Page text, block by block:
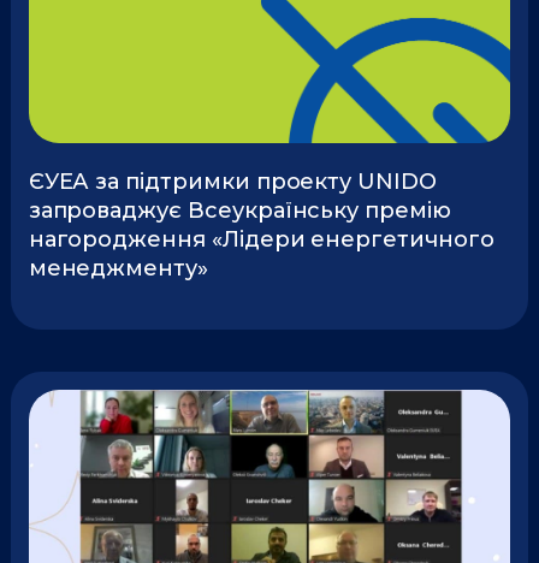
ЄУЕА за підтримки проекту UNIDO
запроваджує Всеукраїнську премію
нагородження «Лідери енергетичного
менеджменту»